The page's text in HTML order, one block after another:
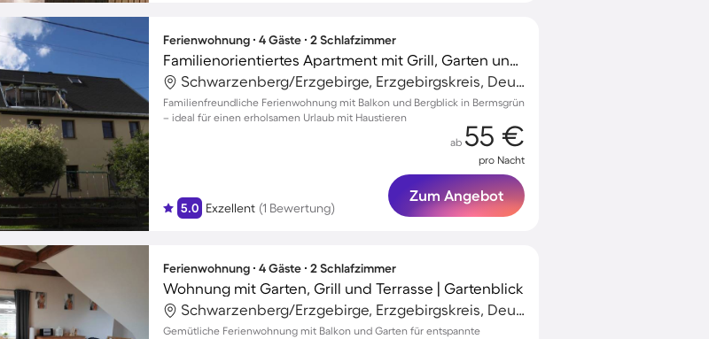
Ferienwohnung ∙ 4 Gäste ∙ 2 Schlafzimmer
Familienorientiertes Apartment mit Grill, Garten und Terrasse | Bergblick | Haustiere sind willkommen
Schwarzenberg/Erzgebirge, Erzgebirgskreis, Deutschland
Familienfreundliche Ferienwohnung mit Balkon und Bergblick in Bermsgrün
– ideal für einen erholsamen Urlaub mit Haustieren
5.0 Exzellent (1 Bewertung)
ab 55 €
pro Nacht
Zum Angebot
Ferienwohnung ∙ 4 Gäste ∙ 2 Schlafzimmer
Wohnung mit Garten, Grill und Terrasse | Gartenblick
Schwarzenberg/Erzgebirge, Erzgebirgskreis, Deutschland
Gemütliche Ferienwohnung mit Balkon und Garten für entspannte